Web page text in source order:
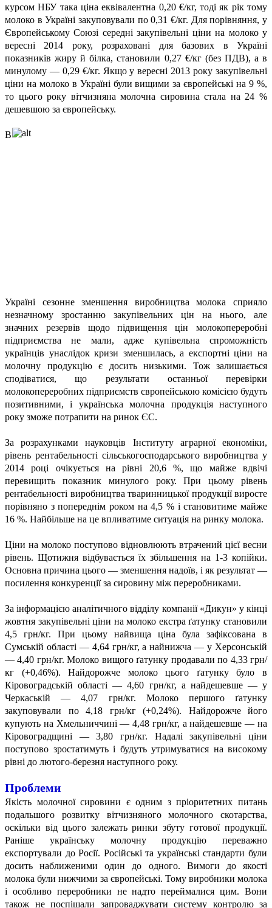
курсом НБУ така ціна еквівалентна 0,20 €/кг, тоді як рік тому
молоко в Україні закуповували по 0,31 €/кг. Для порівняння, у
Європейському Союзі середні закупівельні ціни на молоко у
вересні 2014 року, розраховані для базових в Україні
показників жиру й білка, становили 0,27 €/кг (без ПДВ), а в
минулому — 0,29 €/кг. Якщо у вересні 2013 року закупівельні
ціни на молоко в Україні були вищими за європейські на 9 %,
то цього року вітчизняна молочна сировина стала на 24 %
дешевшою за європейську.
В
Україні сезонне зменшення виробництва молока сприяло
незначному зростанню закупівельних цін на нього, але
значних резервів щодо підвищення цін молокопереробні
підприємства не мали, адже купівельна спроможність
українців унаслідок кризи зменшилась, а експортні ціни на
молочну продукцію є досить низькими. Тож залишається
сподіватися, що результати останньої перевірки
молокопереробних підприємств європейською комісією будуть
позитивними, і українська молочна продукція наступного
року зможе потрапити на ринок ЄС.
За розрахунками науковців Інституту аграрної економіки,
рівень рентабельності сільськогосподарського виробництва у
2014 році очікується на рівні 20,6 %, що майже вдвічі
перевищить показник минулого року. При цьому рівень
рентабельності виробництва тваринницької продукції виросте
порівняно з попереднім роком на 4,5 % і становитиме майже
16 %. Найбільше на це впливатиме ситуація на ринку молока.
Ціни на молоко поступово відновлюють втрачений цієї весни
рівень. Щотижня відбувається їх збільшення на 1-3 копійки.
Основна причина цього — зменшення надоїв, і як результат —
посилення конкуренції за сировину між переробниками.
За інформацією аналітичного відділу компанії «Дикун» у кінці
жовтня закупівельні ціни на молоко екстра ґатунку становили
4,5 грн/кг. При цьому найвища ціна була зафіксована в
Сумській області — 4,64 грн/кг, а найнижча — у Херсонській
— 4,40 грн/кг. Молоко вищого ґатунку продавали по 4,33 грн/
кг (+0,46%). Найдорожче молоко цього ґатунку було в
Кіровоградській області — 4,60 грн/кг, а найдешевше — у
Черкаській — 4,07 грн/кг. Молоко першого ґатунку
закуповували по 4,18 грн/кг (+0,24%). Найдорожче його
купують на Хмельниччині — 4,48 грн/кг, а найдешевше — на
Кіровоградщині — 3,80 грн/кг. Надалі закупівельні ціни
поступово зростатимуть і будуть утримуватися на високому
рівні до лютого-березня наступного року.
Проблеми
Якість молочної сировини є одним з пріоритетних питань
подальшого розвитку вітчизняного молочного скотарства,
оскільки від цього залежать ринки збуту готової продукції.
Раніше українську молочну продукцію переважно
експортували до Росії. Російські та українські стандарти були
досить наближеними один до одного. Вимоги до якості
молока були нижчими за європейські. Тому виробники молока
і особливо переробники не надто переймалися цим. Вони
також не поспішали запроваджувати систему контролю за